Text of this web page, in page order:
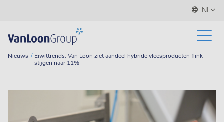
NL
Nieuws
Eiwittrends: Van Loon ziet aandeel hybride vleesproducten flink
stijgen naar 11%